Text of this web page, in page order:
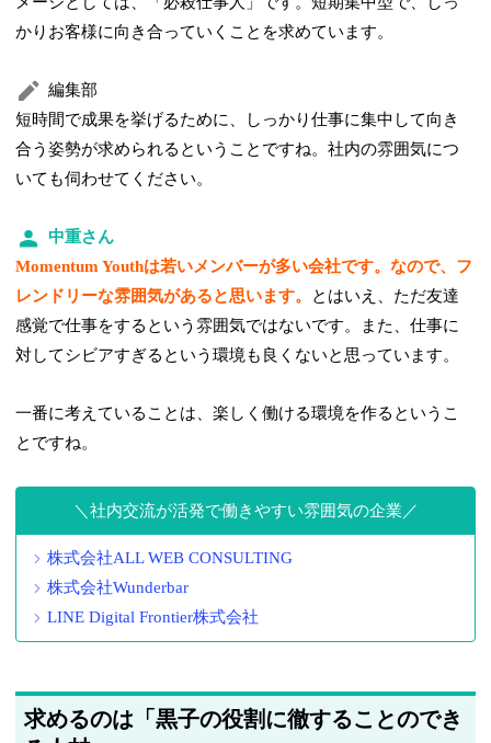
かりお客様に向き合っていくことを求めています。
編集部
短時間で成果を挙げるために、しっかり仕事に集中して向き
合う姿勢が求められるということですね。社内の雰囲気につ
いても伺わせてください。
中重さん
Momentum Youthは若いメンバーが多い会社です。なので、フ
レンドリーな雰囲気があると思います。
とはいえ、ただ友達
感覚で仕事をするという雰囲気ではないです。また、仕事に
対してシビアすぎるという環境も良くないと思っています。
一番に考えていることは、楽しく働ける環境を作るというこ
とですね。
社内交流が活発で働きやすい雰囲気の企業
株式会社ALL WEB CONSULTING
株式会社Wunderbar
LINE Digital Frontier株式会社
求めるのは「黒子の役割に徹することのでき